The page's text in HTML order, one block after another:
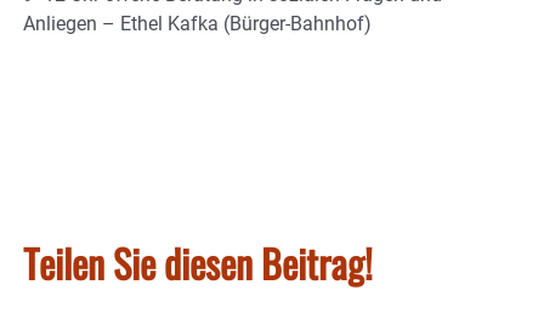
Anliegen – Ethel Kafka (Bürger-Bahnhof)
Teilen Sie diesen Beitrag!